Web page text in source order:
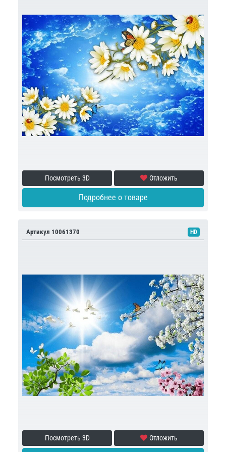
Посмотреть 3D Отложить
Подробнее о товаре
Артикул 10061370 HD
Посмотреть 3D Отложить